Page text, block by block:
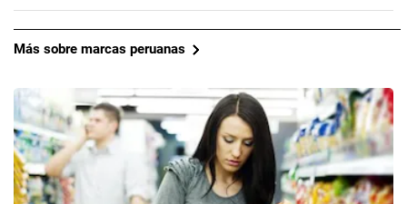
Más sobre marcas peruanas